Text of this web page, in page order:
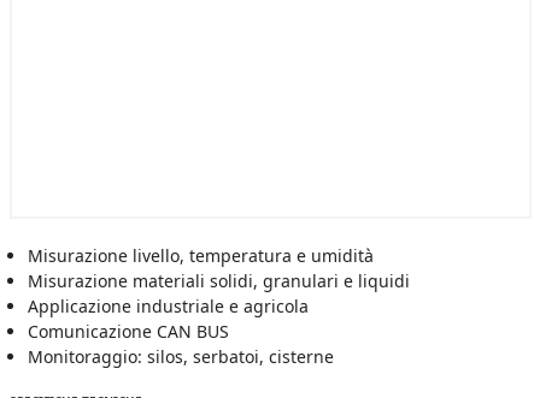
Misurazione livello, temperatura e umidità
Misurazione materiali solidi, granulari e liquidi
Applicazione industriale e agricola
Comunicazione CAN BUS
Monitoraggio: silos, serbatoi, cisterne